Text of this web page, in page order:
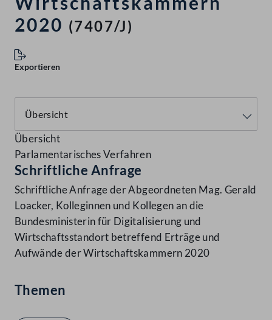
2020 (7407/J)
Exportieren
Übersicht
Parlamentarisches Verfahren
Schriftliche Anfrage
Schriftliche Anfrage der Abgeordneten Mag. Gerald
Loacker, Kolleginnen und Kollegen an die
Bundesministerin für Digitalisierung und
Wirtschaftsstandort betreffend Erträge und
Aufwände der Wirtschaftskammern 2020
Themen